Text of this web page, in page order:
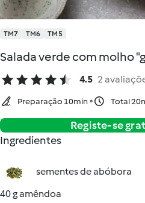
TM7 TM6 TM5
Salada verde com molho
4.5 2
Preparação 10min Total
Registe-se
Ingredientes
sementes de abóbora
40 g amêndoa